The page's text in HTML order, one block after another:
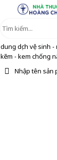
dung dịch vệ sinh
kẽm - kem chống
Nhập tên sản